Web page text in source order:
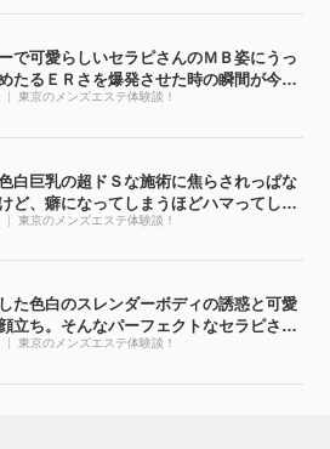
で可愛らしいセラピさんのＭＢ姿にうっ
たるＥＲさを爆発させた時の瞬間が今で
ません
東京のメンズエステ体験談！
白巨乳の超ドＳな施術に焦らされっぱな
ど、癖になってしまうほどハマってしま
東京のメンズエステ体験談！
た色白のスレンダーボディの誘惑と可愛
立ち。そんなパーフェクトなセラピさん
間が過ごせてしまいました
東京のメンズエステ体験談！